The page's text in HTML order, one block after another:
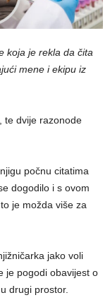
koja je rekla da čita
mene i ekipu iz
te dvije razonode
počnu citatima
dogodilo i s ovom
je možda više za
jako voli
je pogodi obavijest o
drugi prostor.